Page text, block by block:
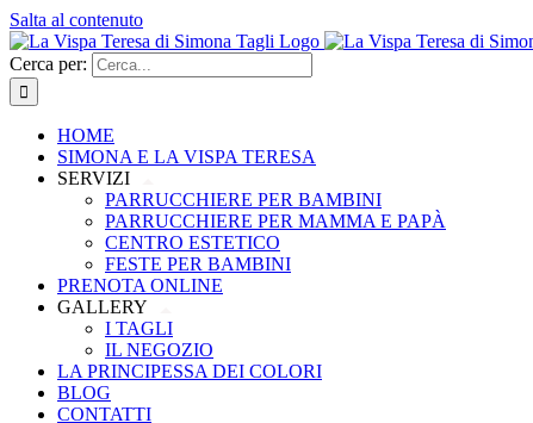
Salta al contenuto
Cerca per:
HOME
SIMONA E LA VISPA TERESA
SERVIZI
PARRUCCHIERE PER BAMBINI
PARRUCCHIERE PER MAMMA E PAPÀ
CENTRO ESTETICO
FESTE PER BAMBINI
PRENOTA ONLINE
GALLERY
I TAGLI
IL NEGOZIO
LA PRINCIPESSA DEI COLORI
BLOG
CONTATTI